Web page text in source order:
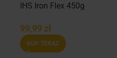
IHS Iron Flex 450g
99,99 zł
KUP TERAZ